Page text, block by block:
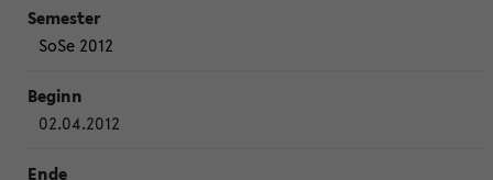
SoSe 2012
02.04.2012